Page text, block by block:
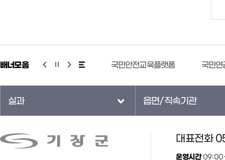
배너모음
국민안전교육플랫폼 국민연금 증명서 무인민원 발급 안내
실과 읍면/직속기관
대표전화
운영시간